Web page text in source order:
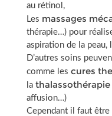
au rétinol,
Les massages
thérapie…) pour
aspiration de la peau,
D’autres soins
comme les cures
la thalassothérapie
affusion…)
Cependant il faut